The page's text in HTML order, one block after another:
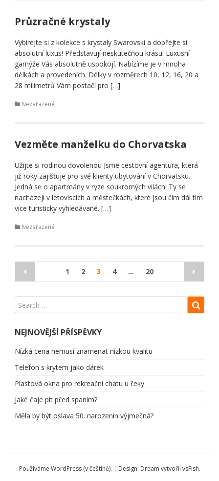
Průzračné krystaly
Vybírejte si z kolekce s krystaly Swarovski a dopřejte si
absolutní luxus! Představují neskutečnou krásu! Luxusní
garnýže Vás absolutně uspokojí. Nabízíme je v mnoha
délkách a provedeních. Délky v rozměrech 10, 12, 16, 20 a
28 milimetrů Vám postačí pro […]
Nezařazené
Vezměte manželku do Chorvatska
Užijte si rodinou dovolenou Jsme cestovní agentura, která
již roky zajišťuje pro své klienty ubytování v Chorvatsku.
Jedná se o apartmány v ryze soukromých vilách. Ty se
nacházejí v letoviscích a městečkách, které jsou čím dál tím
více turisticky vyhledávané. […]
Nezařazené
Stránkování
příspěvků
1 2 3 4 … 20
NEJNOVĚJŠÍ PŘÍSPĚVKY
Nízká cena nemusí znamenat nízkou kvalitu
Telefon s krytem jako dárek
Plastová okna pro rekreační chatu u řeky
Jaké čaje pít před spaním?
Měla by být oslava 50. narozenin výjmečná?
Používáme WordPress (v češtině). | Design: Dream vytvořil vsFish.